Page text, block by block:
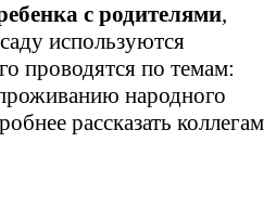
с родителями,
используются
проводятся по темам:
народного
рассказать коллегам